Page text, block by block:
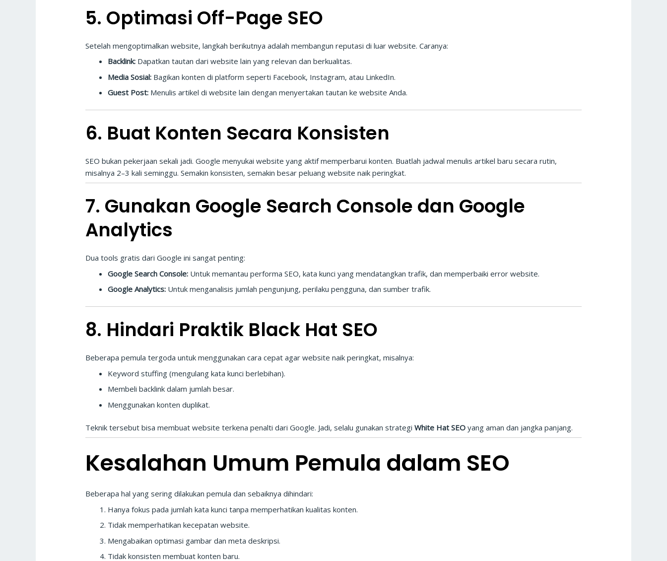
5. Optimasi Off-Page SEO
Setelah mengoptimalkan website, langkah berikutnya adalah membangun reputasi di luar website. Caranya:
Backlink: Dapatkan tautan dari website lain yang relevan dan berkualitas.
Media Sosial: Bagikan konten di platform seperti Facebook, Instagram, atau LinkedIn.
Guest Post: Menulis artikel di website lain dengan menyertakan tautan ke website Anda.
6. Buat Konten Secara Konsisten
SEO bukan pekerjaan sekali jadi. Google menyukai website yang aktif memperbarui konten. Buatlah jadwal menulis artikel baru secara rutin,
misalnya 2–3 kali seminggu. Semakin konsisten, semakin besar peluang website naik peringkat.
7. Gunakan Google Search Console dan Google
Analytics
Dua tools gratis dari Google ini sangat penting:
Google Search Console: Untuk memantau performa SEO, kata kunci yang mendatangkan trafik, dan memperbaiki error website.
Google Analytics: Untuk menganalisis jumlah pengunjung, perilaku pengguna, dan sumber trafik.
8. Hindari Praktik Black Hat SEO
Beberapa pemula tergoda untuk menggunakan cara cepat agar website naik peringkat, misalnya:
Keyword stuffing (mengulang kata kunci berlebihan).
Membeli backlink dalam jumlah besar.
Menggunakan konten duplikat.
Teknik tersebut bisa membuat website terkena penalti dari Google. Jadi, selalu gunakan strategiWhite Hat SEO yang aman dan jangka panjang.
Kesalahan Umum Pemula dalam SEO
Beberapa hal yang sering dilakukan pemula dan sebaiknya dihindari:
Hanya fokus pada jumlah kata kunci tanpa memperhatikan kualitas konten.
Tidak memperhatikan kecepatan website.
Mengabaikan optimasi gambar dan meta deskripsi.
Tidak konsisten membuat konten baru.